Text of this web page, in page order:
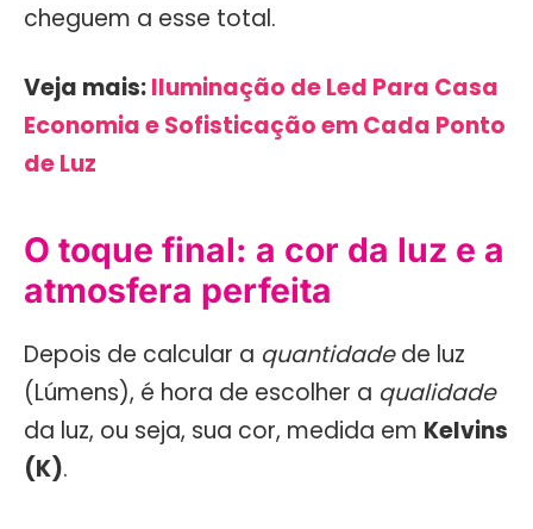
cheguem a esse total.
Veja mais:Iluminação de Led Para Casa
Economia e Sofisticação em Cada Ponto
de Luz
O toque final: a cor da luz e a
atmosfera perfeita
Depois de calcular a quantidadede luz
(Lúmens), é hora de escolher a qualidade
da luz, ou seja, sua cor, medida em Kelvins
(K).